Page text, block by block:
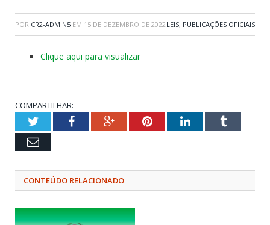
POR CR2-ADMIN5 EM 15 DE DEZEMBRO DE 2022 LEIS, PUBLICAÇÕES OFICIAIS
Clique aqui para visualizar
COMPARTILHAR:
TwitterFacebookGoogle+PinterestLinkedInTumblr
Email
CONTEÚDO RELACIONADO